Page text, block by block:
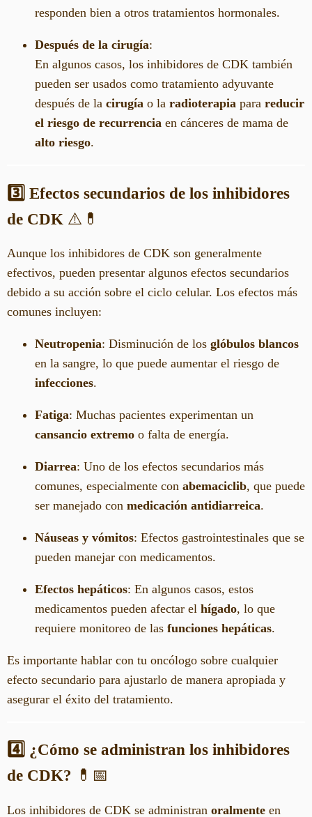
responden bien a otros tratamientos hormonales.
Después de la cirugía:
En algunos casos, los inhibidores de CDK también
pueden ser usados como tratamiento adyuvante
después de la cirugía o la radioterapia para reducir
el riesgo de recurrencia en cánceres de mama de
alto riesgo.
3️⃣ Efectos secundarios de los inhibidores
de CDK ⚠️💊
Aunque los inhibidores de CDK son generalmente
efectivos, pueden presentar algunos efectos secundarios
debido a su acción sobre el ciclo celular. Los efectos más
comunes incluyen:
Neutropenia: Disminución de los glóbulos blancos
en la sangre, lo que puede aumentar el riesgo de
infecciones.
Fatiga: Muchas pacientes experimentan un
cansancio extremo o falta de energía.
Diarrea: Uno de los efectos secundarios más
comunes, especialmente con abemaciclib, que puede
ser manejado con medicación antidiarreica.
Náuseas y vómitos: Efectos gastrointestinales que se
pueden manejar con medicamentos.
Efectos hepáticos: En algunos casos, estos
medicamentos pueden afectar el hígado, lo que
requiere monitoreo de las funciones hepáticas.
Es importante hablar con tu oncólogo sobre cualquier
efecto secundario para ajustarlo de manera apropiada y
asegurar el éxito del tratamiento.
4️⃣ ¿Cómo se administran los inhibidores
de CDK? 💊📅
Los inhibidores de CDK se administran oralmente en